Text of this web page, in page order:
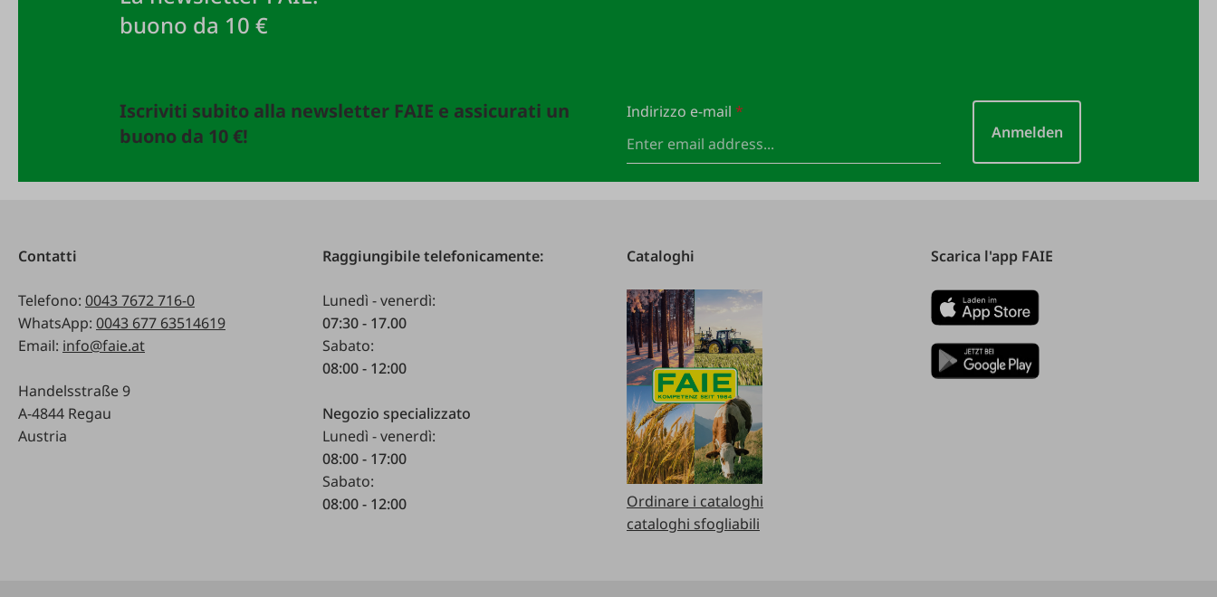
buono da 10 €
Iscriviti subito alla newsletter FAIE e assicurati un
buono da 10 €!
Indirizzo e-mail *
Anmelden
Contatti
Telefono: 0043 7672 716-0
WhatsApp: 0043 677 63514619
Email: info@faie.at
Handelsstraße 9
A-4844 Regau
Austria
Raggiungibile telefonicamente:
Lunedì - venerdì:
07:30 - 17.00
Sabato:
08:00 - 12:00
Negozio specializzato
Lunedì - venerdì:
08:00 - 17:00
Sabato:
08:00 - 12:00
Cataloghi
Ordinare i cataloghi
cataloghi sfogliabili
Scarica l'app FAIE